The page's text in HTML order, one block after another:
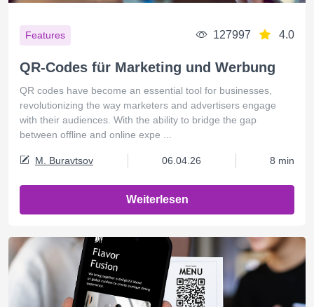
Features 127997 4.0
QR-Codes für Marketing und Werbung
QR codes have become an essential tool for businesses,
revolutionizing the way marketers and advertisers engage
with their audiences. With the ability to bridge the gap
between offline and online expe ...
M. Buravtsov 06.04.26 8 min
Weiterlesen